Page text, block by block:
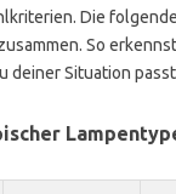
Die
So
deiner Situation